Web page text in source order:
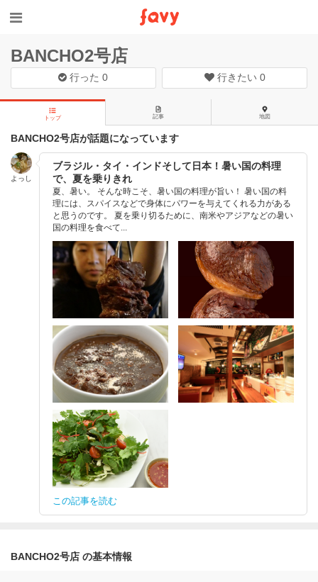
BANCHO2号店
行った0 行きたい 0
トップ 記事 地図
BANCHO2号店が話題になっています
よっし
ブラジル・タイ・インドそして日本！暑い国の料理
で、夏を乗りきれ
夏、暑い。 そんな時こそ、暑い国の料理が旨い！ 暑い国の料
理には、スパイスなどで身体にパワーを与えてくれる力がある
と思うのです。 夏を乗り切るために、南米やアジアなどの暑い
国の料理を食べて...
この記事を読む
BANCHO2号店 の基本情報